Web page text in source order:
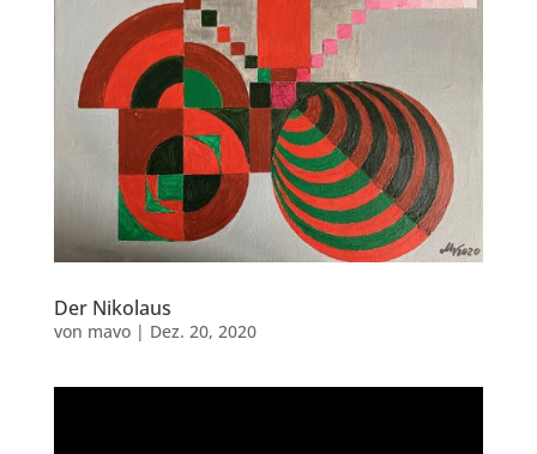
Der Nikolaus
von mavo| Dez. 20, 2020